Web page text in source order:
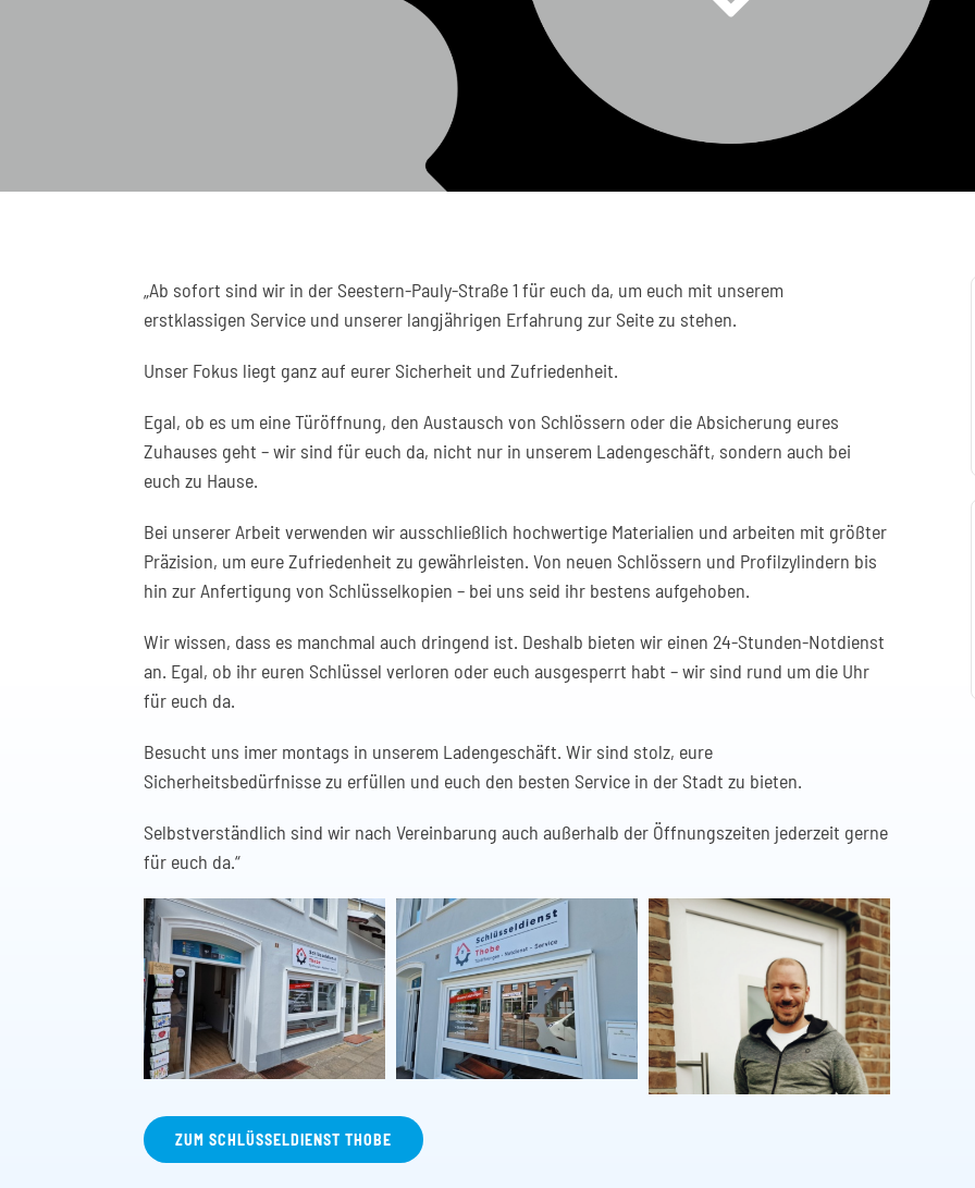
„Ab sofort sind wir in der Seestern-Pauly-Straße 1 für euch da, um euch mit unserem
erstklassigen Service und unserer langjährigen Erfahrung zur Seite zu stehen.
Unser Fokus liegt ganz auf eurer Sicherheit und Zufriedenheit.
Egal, ob es um eine Türöffnung, den Austausch von Schlössern oder die Absicherung eures
Zuhauses geht – wir sind für euch da, nicht nur in unserem Ladengeschäft, sondern auch bei
euch zu Hause.
Bei unserer Arbeit verwenden wir ausschließlich hochwertige Materialien und arbeiten mit größter
Präzision, um eure Zufriedenheit zu gewährleisten. Von neuen Schlössern und Profilzylindern bis
hin zur Anfertigung von Schlüsselkopien – bei uns seid ihr bestens aufgehoben.
Wir wissen, dass es manchmal auch dringend ist. Deshalb bieten wir einen 24-Stunden-Notdienst
an. Egal, ob ihr euren Schlüssel verloren oder euch ausgesperrt habt – wir sind rund um die Uhr
für euch da.
Besucht uns imer montags in unserem Ladengeschäft. Wir sind stolz, eure
Sicherheitsbedürfnisse zu erfüllen und euch den besten Service in der Stadt zu bieten.
Selbstverständlich sind wir nach Vereinbarung auch außerhalb der Öffnungszeiten jederzeit gerne
für euch da.“
ZUM SCHLÜSSELDIENST THOBE